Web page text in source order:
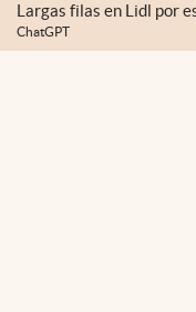
Largas filas en Lidl por
ChatGPT